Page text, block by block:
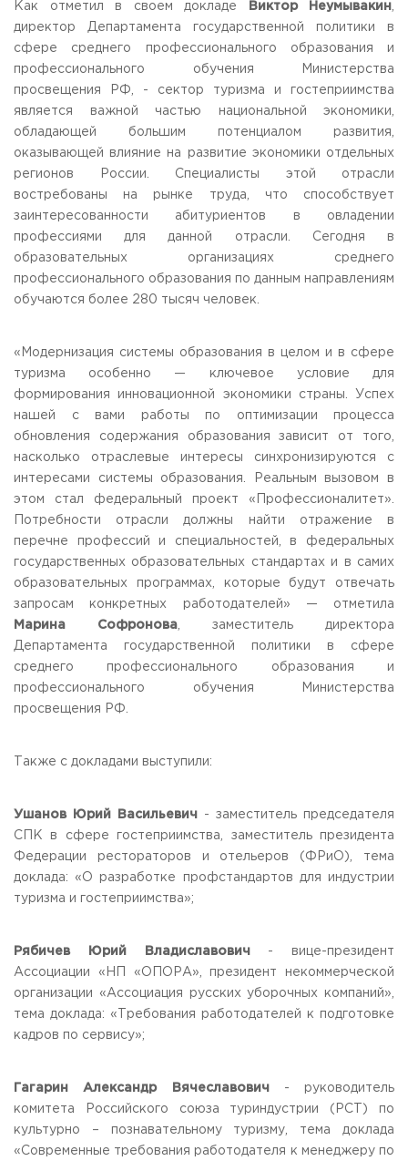
Как отметил в своем докладе Виктор Неумывакин
директор Департамента государственной политики в
сфере среднего профессионального образования и
профессионального обучения Министерства
просвещения РФ, - сектор туризма и гостеприимства
является важной частью национальной экономики,
обладающей большим потенциалом развития,
оказывающей влияние на развитие экономики отдельных
регионов России. Специалисты этой отрасли
востребованы на рынке труда, что способствует
заинтересованности абитуриентов в овладении
профессиями для данной отрасли. Сегодня в
образовательных организациях среднего
профессионального образования по данным направлениям
обучаются более 280 тысяч человек.
«Модернизация системы образования в целом и в сфере
туризма особенно — ключевое условие для
формирования инновационной экономики страны. Успех
нашей с вами работы по оптимизации процесса
обновления содержания образования зависит от того,
насколько отраслевые интересы синхронизируются с
интересами системы образования. Реальным вызовом в
этом стал федеральный проект «Профессионалитет».
Потребности отрасли должны найти отражение в
перечне профессий и специальностей, в федеральных
государственных образовательных стандартах и в самих
образовательных программах, которые будут отвечать
запросам конкретных работодателей» — отметила
Марина Софронова , заместитель директора
Департамента государственной политики в сфере
среднего профессионального образования и
профессионального обучения Министерства
просвещения РФ.
Также с докладами выступили:
Ушанов Юрий Васильевич - заместитель председателя
СПК в сфере гостеприимства, заместитель президента
Федерации рестораторов и отельеров (ФРиО), тема
доклада: «О разработке профстандартов для индустрии
туризма и гостеприимства»;
Рябичев Юрий Владиславович - вице-президент
Ассоциации «НП «ОПОРА», президент некоммерческой
организации «Ассоциация русских уборочных компаний»,
тема доклада: «Требования работодателей к подготовке
кадров по сервису»;
Гагарин Александр Вячеславович - руководитель
комитета Российского союза туриндустрии (РСТ) по
культурно – познавательному туризму, тема доклада
«Современные требования работодателя к менеджеру по